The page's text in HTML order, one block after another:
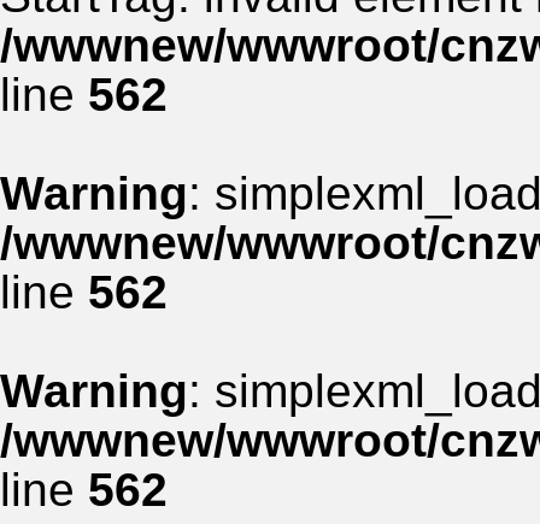
/wwwnew/wwwroot/
line 562
Warning:
/wwwnew/wwwroot/
line 562
Warning:
/wwwnew/wwwroot/
line 562